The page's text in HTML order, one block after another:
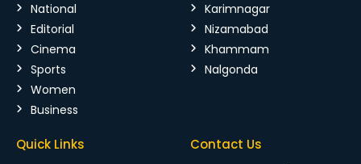
National
Editorial
Cinema
Sports
Women
Business
Karimnagar
Nizamabad
Khammam
Nalgonda
Quick Links Contact Us